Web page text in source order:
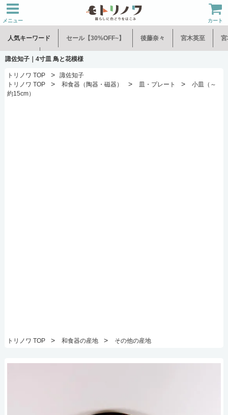
メニュー カート
人気キーワード セール【30%OFF~】 後藤奈々 宮木英至 宮
水谷和音 児玉修治
諏佐知子｜4寸皿 鳥と花模様
トリノワ TOP >
諏佐知子
トリノワ TOP
> 和食器（陶器・磁器） > 皿・プレート >
小皿（～
約15cm）
トリノワ TOP > 和食器の産地 > その他の産地